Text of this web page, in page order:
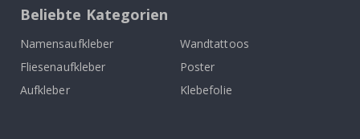
Beliebte Kategorien
Namensaufkleber
Wandtattoos
Fliesenaufkleber
Poster
Aufkleber
Klebefolie